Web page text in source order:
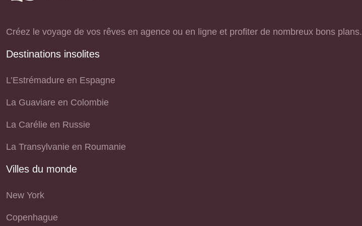
Créez le voyage de vos rêves en agence ou en ligne et profiter de nombreux bons plans.
Destinations insolites
L’Estrémadure en Espagne
La Guaviare en Colombie
La Carélie en Russie
La Transylvanie en Roumanie
Villes du monde
New York
Copenhague